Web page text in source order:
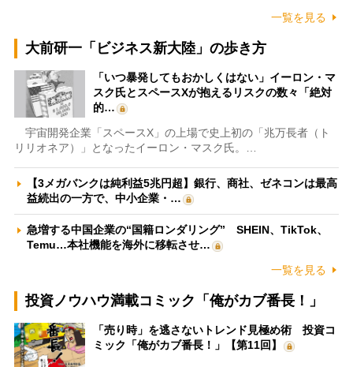
一覧を見る
大前研一「ビジネス新大陸」の歩き方
「いつ暴発してもおかしくはない」イーロン・マ
スク氏とスペースXが抱えるリスクの数々「絶対
的…
宇宙開発企業「スペースX」の上場で史上初の「兆万長者（ト
リリオネア）」となったイーロン・マスク氏。…
【3メガバンクは純利益5兆円超】銀行、商社、ゼネコンは最高
益続出の一方で、中小企業・…
急増する中国企業の“国籍ロンダリング” SHEIN、TikTok、
Temu…本社機能を海外に移転させ…
一覧を見る
投資ノウハウ満載コミック「俺がカブ番長！」
「売り時」を逃さないトレンド見極め術 投資コ
ミック「俺がカブ番長！」【第11回】